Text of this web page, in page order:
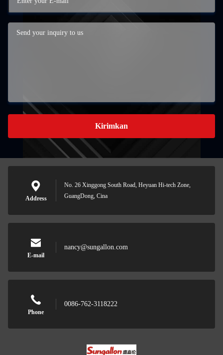
Kirimkan
Address
No. 26 Xinggong South Road, Heyuan Hi-tech Zone,
GuangDong, Cina
E-mail
nancy@sungallon.com
Phone
0086-762-3118222